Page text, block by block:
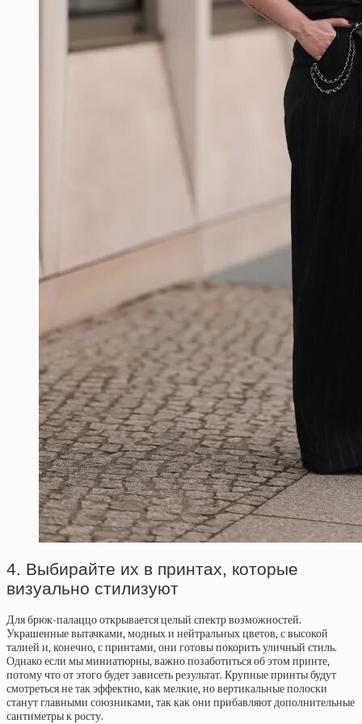
4. Выбирайте их в принтах, которые
визуально стилизуют
Для брюк-палаццо открывается целый спектр возможностей.
Украшенные вытачками, модных и нейтральных цветов, с высокой
талией и, конечно, с принтами, они готовы покорить уличный стиль.
Однако если мы миниатюрны, важно позаботиться об этом принте,
потому что от этого будет зависеть результат. Крупные принты будут
смотреться не так эффектно, как мелкие, но вертикальные полоски
станут главными союзниками, так как они прибавляют дополнительные
сантиметры к росту.